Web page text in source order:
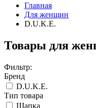
Главная
Для женщин
D.U.K.E.
Товары для
Фильтр:
Бренд
D.U.K.E.
Тип товара
Шапка